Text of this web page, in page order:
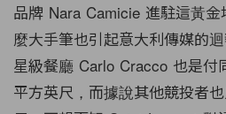
品牌 Nara Camicie 進駐這黃
麼大手筆也引起意大利傳媒的
星級餐廳 Carlo Cracco 也是付
平方英尺，而據說其他競投者